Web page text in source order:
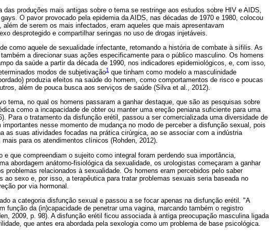
das produções mais antigas sobre o tema se restringe aos estudos sobre HIV e AIDS,
O pavor provocado pela epidemia da AIDS, nas décadas de 1970 e 1980, colocou
de serem os mais infectados, eram aqueles que mais apresentavam
desprotegido e compartilhar seringas no uso de drogas injetáveis.
como aquele de sexualidade infectante, retomando a história de combate à sífilis. As
a direcionar suas ações especificamente para o público masculino. Os homens
da saúde a partir da década de 1990, nos indicadores epidemiológicos, e, com isso,
modos de subjetivação1 que tinham como modelo a masculinidade
produzia efeitos na saúde do homem, como comportamentos de risco e poucas
além de pouca busca aos serviços de saúde (Silva et al., 2012).
tema, no qual os homens passaram a ganhar destaque, que são as pesquisas sobre
como a incapacidade de obter ou manter uma ereção peniana suficiente para uma
Para o tratamento da disfunção erétil, passou a ser comercializada uma diversidade de
nesse momento de mudança no modo de perceber a disfunção sexual, pois
as suas atividades focadas na prática cirúrgica, ao se associar com a indústria
para os atendimentos clínicos (Rohden, 2012).
que compreendiam o sujeito como integral foram perdendo sua importância,
abordagem anátomo-fisiológica da sexualidade, os urologistas começaram a ganhar
problemas relacionados à sexualidade. Os homens eram percebidos pelo saber
ao sexo e, por isso, a terapêutica para tratar problemas sexuais seria baseada no
por via hormonal.
a categoria disfunção sexual e passou a se focar apenas na disfunção erétil. "A
função da (in)capacidade de penetrar uma vagina, marcando também o registro
2009, p. 98). A disfunção erétil ficou associada à antiga preocupação masculina ligada
que antes era abordada pela sexologia como um problema de base psicológica.